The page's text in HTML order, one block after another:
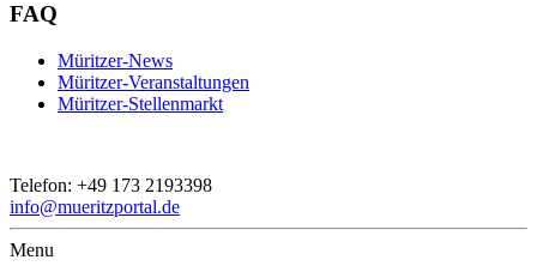
FAQ
Müritzer-News
Müritzer-Veranstaltungen
Müritzer-Stellenmarkt
Telefon: +49 173 2193398
info@mueritzportal.de
Menu